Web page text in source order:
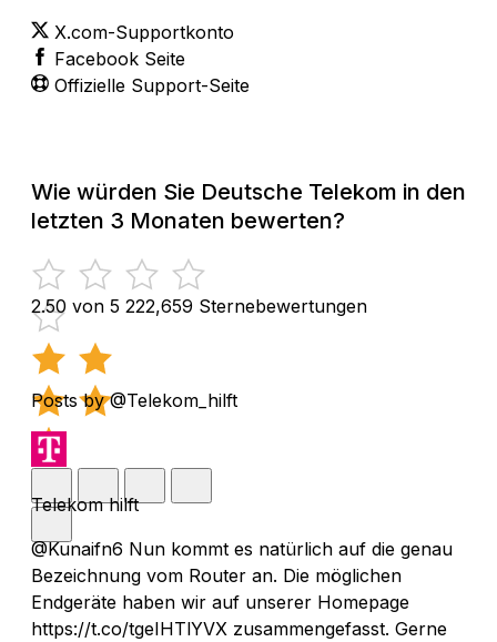
X.com-Supportkonto
Facebook Seite
Offizielle Support-Seite
Wie würden Sie Deutsche Telekom in den
letzten 3 Monaten bewerten?
2.50 von 5 222,659 Sternebewertungen
Posts by @Telekom_hilft
Telekom hilft
@Kunaifn6 Nun kommt es natürlich auf die genau
Bezeichnung vom Router an. Die möglichen
Endgeräte haben wir auf unserer Homepage
https://t.co/tgeIHTlYVX zusammengefasst. Gerne